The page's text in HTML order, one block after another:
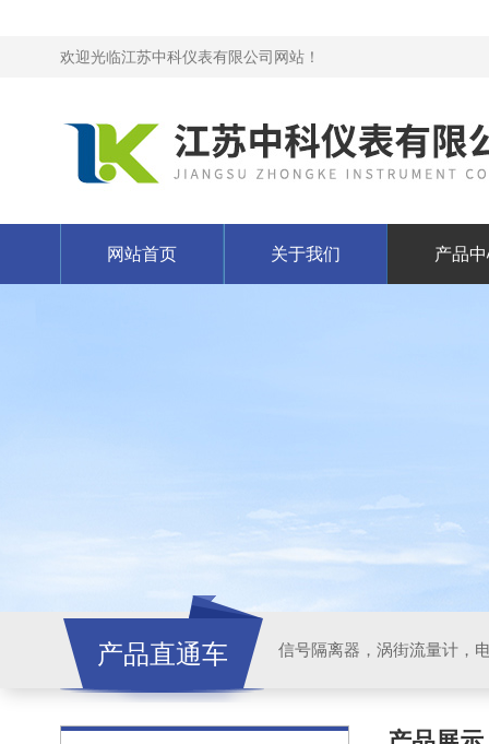
欢迎光临江苏中科仪表有限公司网站！
网站首页 关于我们 产品
产品直通车 信号隔离器，涡街流量计，